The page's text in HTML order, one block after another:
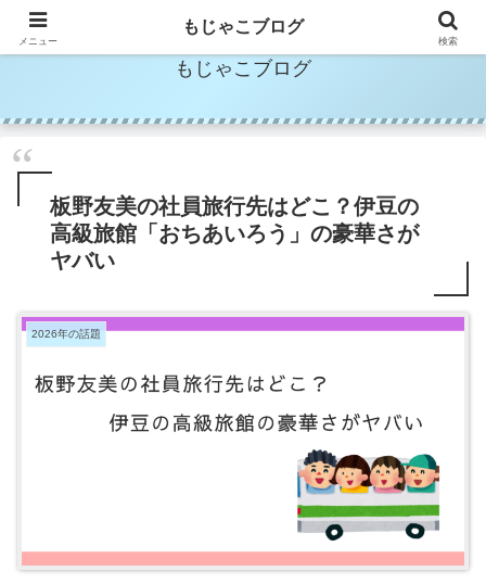
もじゃこブログ
板野友美の社員旅行先はどこ？伊豆の
高級旅館「おちあいろう」の豪華さが
ヤバい
2026年の話題
メニュー
もじゃこブログ
検索